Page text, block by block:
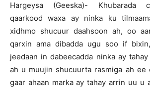
Hargeysa (Geeska)- Khubarada
qaarkood waxa ay ninka ku
xidhmo shucuur daahsoon ah, oo
qarxin ama dibadda ugu soo if
jeedaan in dabeecadda ninka ay
ah u muujin shucuurta rasmiga ah ee
gaar ahaan marka ay tahay arrin uu u